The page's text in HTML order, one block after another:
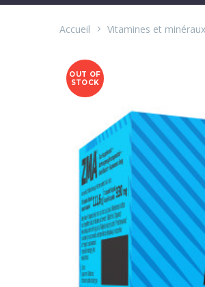
Accueil Vitamines et minéraux
OUT OF
STOCK